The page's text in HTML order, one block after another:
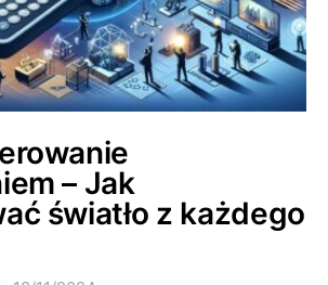
– Jak
światło z każdego